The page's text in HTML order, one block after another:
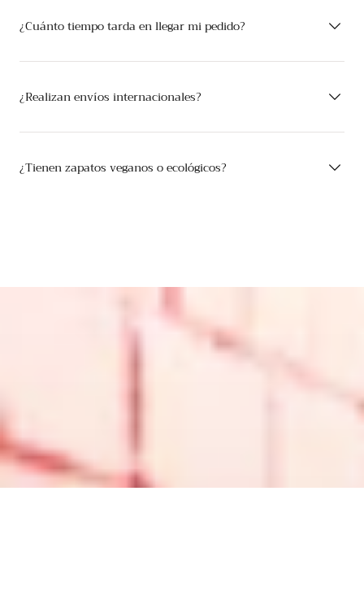
¿Cuánto tiempo tarda en llegar mi pedido?
¿Realizan envíos internacionales?
¿Tienen zapatos veganos o ecológicos?